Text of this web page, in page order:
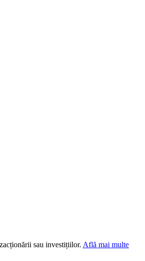
sau investițiilor. Află mai multe